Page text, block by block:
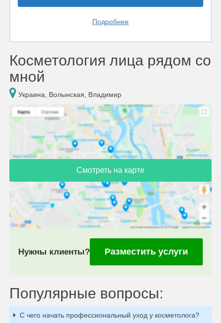
Подробнее
Косметология лица рядом со
мной
Украина, Волынская, Владимир
Смотреть на карте
Нужны клиенты? Разместить услуги
Популярные вопросы:
С чего начать профессиональный уход у косметолога?